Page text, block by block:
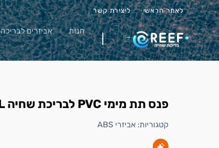
לאתר הראשי ליצירת קשר
חנות אביזרים לבריכה
פנס תת מימי PVC לבריכת שחיה ASTRAL
קטגוריות: אביזרי ABS